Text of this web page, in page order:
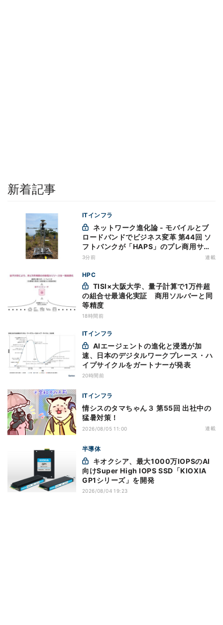
新着記事
ITインフラ
ロードバンドでビジネス変革 第44回 ソ
フトバンクが「HAPS」のプレ商用サー
ビス開始を表明、本格的な商用展開のめ
3分前 連載
HPC
の組合せ最適化実証 商用ソルバーと同
等精度
18時間前
ITインフラ
速、日本のデジタルワークプレース・ハ
イプサイクルをガートナーが発表
20時間前
ITインフラ
情シスのタマちゃん３ 第55回 出社中の
猛暑対策！
2026/08/05 11:00 連載
半導体
向けSuper High IOPS SSD「KIOXIA
GP1シリーズ」を開発
2026/08/04 19:23